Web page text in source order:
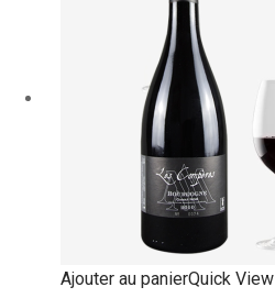
Ajouter au panierQuick View